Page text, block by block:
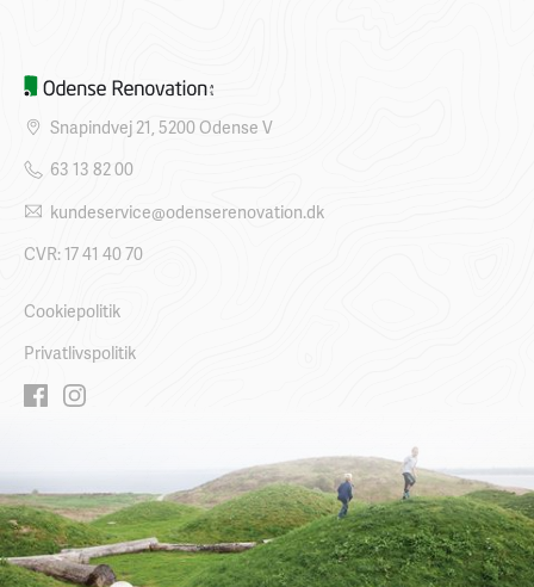
Snapindvej 21, 5200 Odense V
63 13 82 00
kundeservice@odenserenovation.dk
CVR: 17 41 40 70
Cookiepolitik
Privatlivspolitik